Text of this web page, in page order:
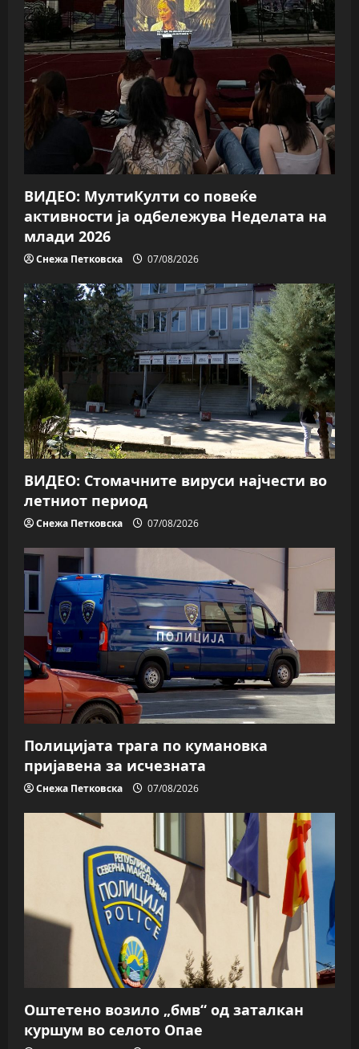
ВИДЕО: МултиКулти со повеќе
активности ја одбележува Неделата на
млади 2026
Снежа Петковска 07/08/2026
ВИДЕО: Стомачните вируси најчести во
летниот период
Снежа Петковска 07/08/2026
Полицијата трага пo кумановка
пријавена за исчезната
Снежа Петковска 07/08/2026
Оштетено возило „бмв“ од заталкан
куршум во селото Опае